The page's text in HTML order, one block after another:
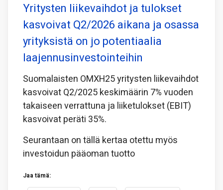
Yritysten liikevaihdot ja tulokset
kasvoivat Q2/2026 aikana ja osassa
yrityksistä on jo potentiaalia
laajennusinvestointeihin
Suomalaisten OMXH25 yritysten liikevaihdot
kasvoivat Q2/2025 keskimäärin 7% vuoden
takaiseen verrattuna ja liiketulokset (EBIT)
kasvoivat peräti 35%.
Seurantaan on tällä kertaa otettu myös
investoidun pääoman tuotto
Jaa tämä: